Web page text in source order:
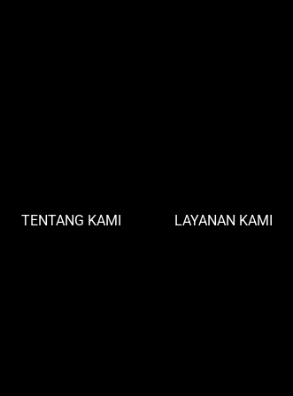
TENTANG KAMI LAYANAN KAMI